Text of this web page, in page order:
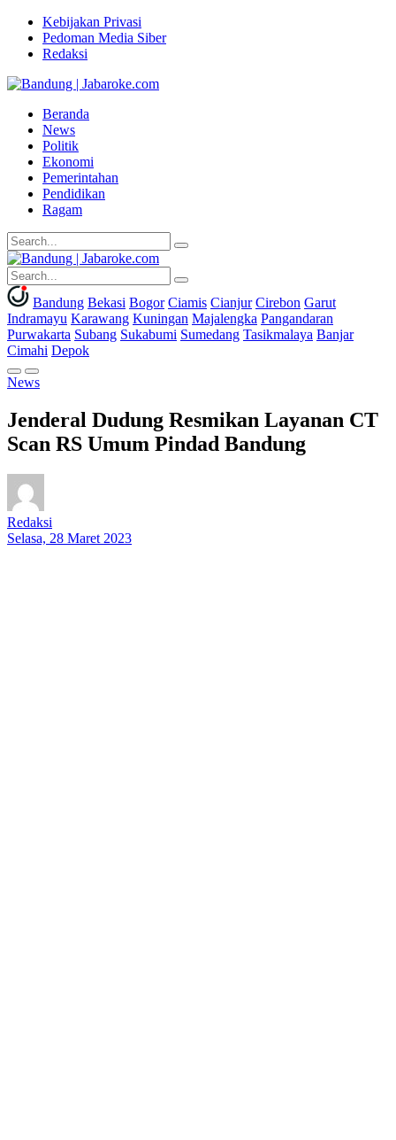
Kebijakan Privasi
Pedoman Media Siber
Redaksi
Beranda
News
Politik
Ekonomi
Pemerintahan
Pendidikan
Ragam
Bandung Bekasi Bogor Ciamis Cianjur Cirebon Garut
Indramayu Karawang Kuningan Majalengka Pangandaran
Purwakarta Subang Sukabumi Sumedang Tasikmalaya Banjar
Cimahi Depok
News
Jenderal Dudung Resmikan Layanan CT
Scan RS Umum Pindad Bandung
Redaksi
Selasa, 28 Maret 2023